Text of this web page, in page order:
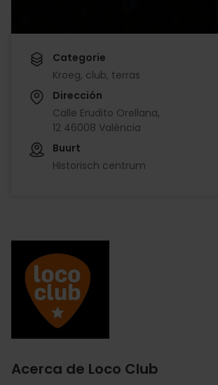
Categorie
Kroeg, club, terras
Dirección
Calle Erudito Orellana,
12 46008 València
Buurt
Historisch centrum
Acerca de Loco Club